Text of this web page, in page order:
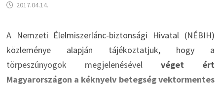
2017.04.14.
A Nemzeti Élelmiszerlánc-biztonsági Hivatal (NÉBIH)
közleménye alapján tájékoztatjuk, hogy a
törpeszúnyogok megjelenésévelvéget ért
Magyarországon a kéknyelv betegség vektormentes